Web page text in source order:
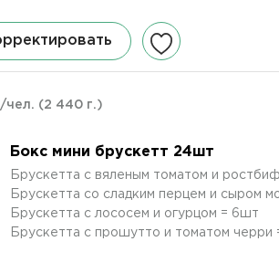
чел. (2 440 г.)
Бокс мини брускетт 24шт
Брускетта с вяленым томатом и
Брускетта со сладким перцем и сыром
Брускетта с лососем и огурцом = 6шт
Брускетта с прошутто и томатом черри